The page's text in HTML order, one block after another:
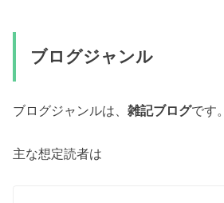
ブログジャンル
ブログジャンルは、雑記ブログです。
主な想定読者は